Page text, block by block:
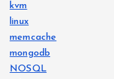
kvm
linux
memcache
mongodb
NOSQL